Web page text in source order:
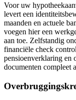
Voor uw
levert een
maanden en actuele
voegen hier een
aan toe. Zelfstandig
financiële check
pensioenverklaring en
documenten compleet